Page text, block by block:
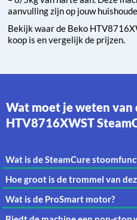
aanvulling zijn op jouw
Bekijk waar de Beko
koop is en vergelijk de prijzen.
Wat moet je weten van de Beko
HTV8716XWST
Wat is de SteamCure
Hoe groot is de trommel van
Wat is de ProSmart motor?